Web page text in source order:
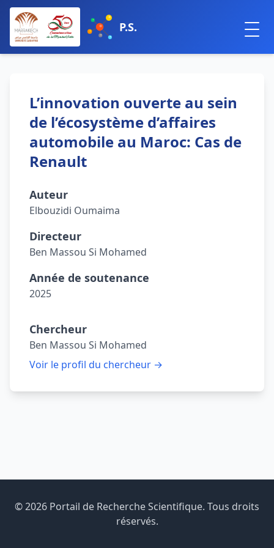
P.S.
L’innovation ouverte au sein
de l’écosystème d’affaires
automobile au Maroc: Cas de
Renault
Auteur
Elbouzidi Oumaima
Directeur
Ben Massou Si Mohamed
Année de soutenance
2025
Chercheur
Ben Massou Si Mohamed
Voir le profil du chercheur →
© 2026 Portail de Recherche Scientifique. Tous droits
réservés.